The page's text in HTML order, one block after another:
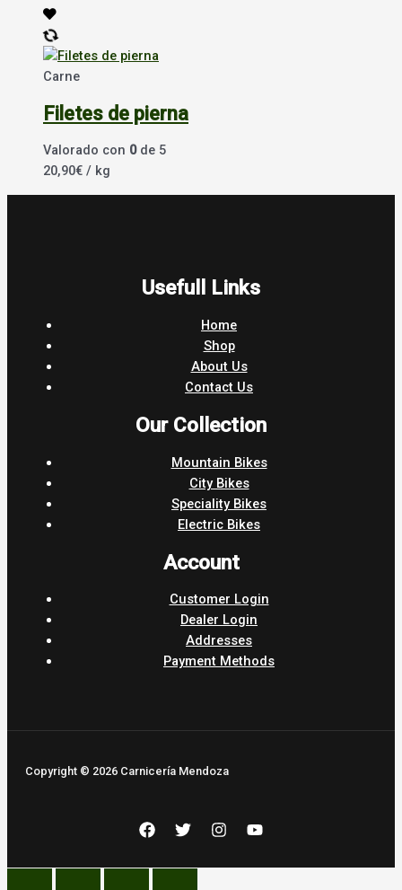
Carne
Filetes de pierna
Valorado con 0de 5
20,90€ / kg
Usefull Links
Home
Shop
About Us
Contact Us
Our Collection
Mountain Bikes
City Bikes
Speciality Bikes
Electric Bikes
Account
Customer Login
Dealer Login
Addresses
Payment Methods
Copyright © 2026 Carnicería Mendoza